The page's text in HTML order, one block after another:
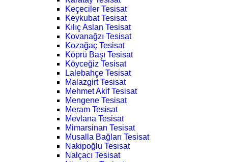
Keçeciler Tesisat
Keykubat Tesisat
Kılıç Aslan Tesisat
Kovanağzı Tesisat
Kozağaç Tesisat
Köprü Başı Tesisat
Köyceğiz Tesisat
Lalebahçe Tesisat
Malazgirt Tesisat
Mehmet Akif Tesisat
Mengene Tesisat
Meram Tesisat
Mevlana Tesisat
Mimarsinan Tesisat
Musalla Bağları Tesisat
Nakipoğlu Tesisat
Nalçacı Tesisat